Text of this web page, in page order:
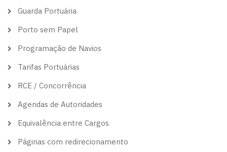
Guarda Portuária
Porto sem Papel
Programação de Navios
Tarifas Portuárias
RCE / Concorrência
Agendas de Autoridades
Equivalência entre Cargos
Páginas com redirecionamento